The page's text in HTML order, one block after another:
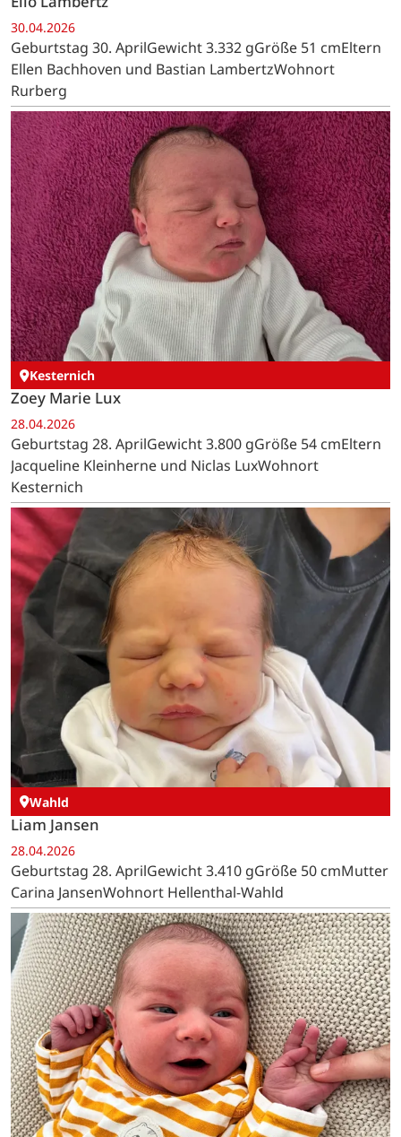
30.04.2026
Geburtstag 30. AprilGewicht 3.332 gGröße 51 cmEltern
Ellen Bachhoven und Bastian LambertzWohnort
Rurberg
Kesternich
Zoey Marie Lux
28.04.2026
Geburtstag 28. AprilGewicht 3.800 gGröße 54 cmEltern
Jacqueline Kleinherne und Niclas LuxWohnort
Kesternich
Wahld
Liam Jansen
28.04.2026
Geburtstag 28. AprilGewicht 3.410 gGröße 50 cmMutter
Carina JansenWohnort Hellenthal-Wahld